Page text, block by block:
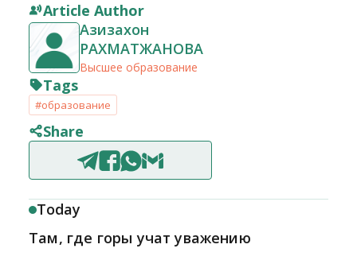
Article Author
Азизахон
РАХМАТЖАНОВА
Высшее образование
Tags
#образование
Share
Today
Там, где горы учат уважению